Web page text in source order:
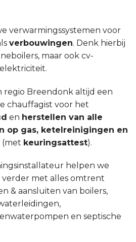
verwarmingssystemen voor
verbouwingen. Denk hierbij
maar ook cv-
regio Breendonk altijd een
chauffagist voor het
en herstellen van alle
op gas, ketelreinigingen en
(met keuringsattest).
helpen we
met alles omtrent
& aansluiten van boilers,
en septische